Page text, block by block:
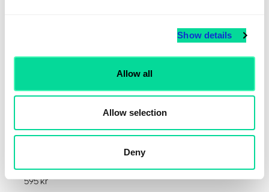
Show details
Allow all
Allow selection
Deny
Löpande månadskostnad webshop
595kr